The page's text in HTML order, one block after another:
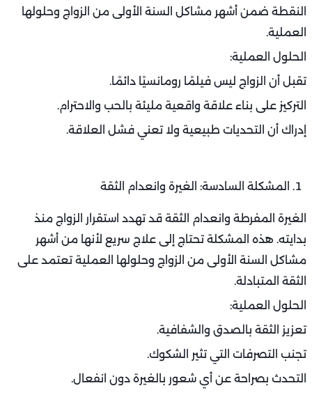
النقطة ضمن أشهر مشاكل السنة الأولى من الزواج وحلولها
العملية.
الحلول العملية:
تقبل أن الزواج ليس فيلمًا رومانسيًا دائمًا.
التركيز على بناء علاقة واقعية مليئة بالحب والاحترام.
إدراك أن التحديات طبيعية ولا تعني فشل العلاقة.
المشكلة السادسة: الغيرة وانعدام الثقة
الغيرة المفرطة وانعدام الثقة قد تهدد استقرار الزواج منذ
بدايته. هذه المشكلة تحتاج إلى علاج سريع لأنها من أشهر
مشاكل السنة الأولى من الزواج وحلولها العملية تعتمد على
الثقة المتبادلة.
الحلول العملية:
تعزيز الثقة بالصدق والشفافية.
تجنب التصرفات التي تثير الشكوك.
التحدث بصراحة عن أي شعور بالغيرة دون انفعال.